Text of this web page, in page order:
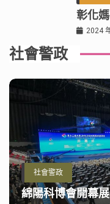
彰化
2024
社會警政
社會警政
綿陽科博會開幕